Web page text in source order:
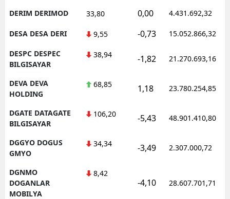
DERIM DERIMOD 33,80 0,00 4.431.692,32
DESA DESA DERI 9,55 -0,73 15.052.866,32
DESPC DESPEC
BILGISAYAR
38,94 -1,82 21.270.693,16
DEVA DEVA
HOLDING
68,85 1,18 23.780.254,85
DGATE DATAGATE
BILGISAYAR
106,20 -5,43 48.901.410,80
DGGYO DOGUS
GMYO
34,34 -3,49 2.307.000,72
DGNMO
DOGANLAR
MOBILYA
8,42
-4,10 28.607.701,71